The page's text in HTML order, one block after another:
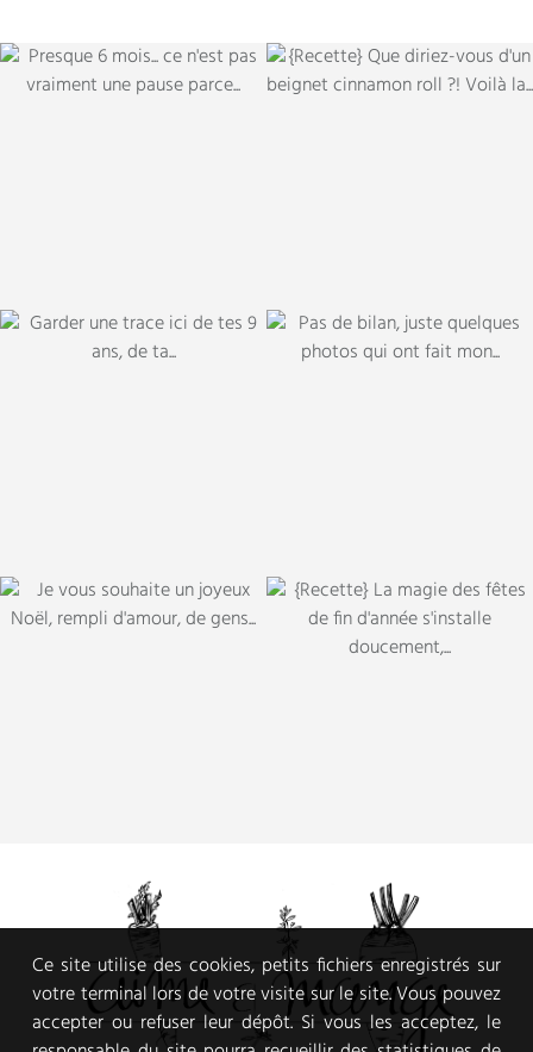
Ce site utilise des cookies, petits fichiers enregistrés sur
votre terminal lors de votre visite sur le site. Vous pouvez
accepter ou refuser leur dépôt. Si vous les acceptez, le